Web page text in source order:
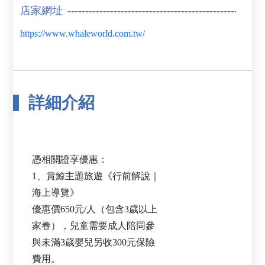
店家網址
https://www.whaleworld.com.tw/
詳細介紹
憑相關證享優惠：
1、賞鯨主題旅遊《行前解說｜
海上導覽》
優惠價650元/人（包含3歲以上
家眷），兒童需要成人陪同參
與未滿3歲嬰兒另收300元保險
費用。